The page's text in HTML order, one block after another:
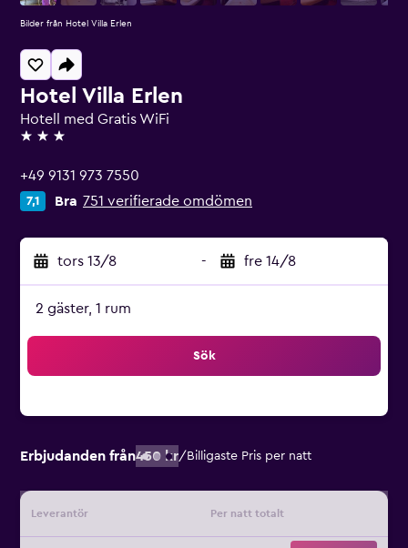
Hotel Villa Erlen
Hotell med Gratis WiFi
3 stjärnor
+49 9131 973 7550
7,1 Bra 751 verifierade omdömen
tors 13/8 - fre 14/8
2 gäster, 1 rum
Sök
Erbjudanden från450 kr/ Billigaste Pris per natt
Leverantör Per natt totalt
Bilder från Hotel Villa Erlen